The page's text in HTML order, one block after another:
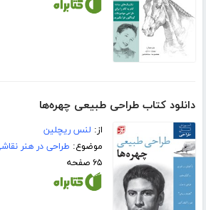
دانلود کتاب طراحی طبیعی چهره‌ها
از: لنس ریچلین
موضوع: طراحی در هنر
۶۵ صفحه